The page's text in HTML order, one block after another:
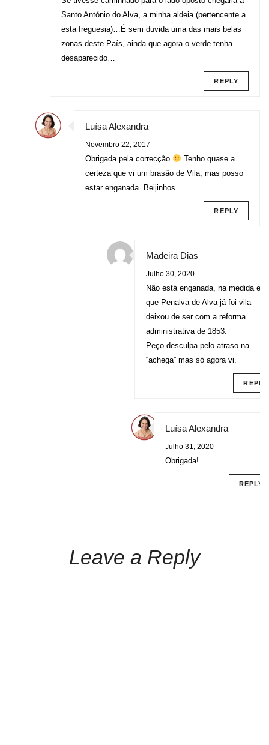
Santo António do Alva, a minha aldeia (pertencente a
esta freguesia)…É sem duvida uma das mais belas
zonas deste País, ainda que agora o verde tenha
desaparecido…
REPLY
Luísa Alexandra
Novembro 22, 2017
Obrigada pela correcção
Tenho quase a
certeza que vi um brasão de Vila, mas posso
estar enganada. Beijinhos.
REPLY
Madeira Dias
Julho 30, 2020
Não está enganada, na medida em
que Penalva de Alva já foi vila –
deixou de ser com a reforma
administrativa de 1853.
Peço desculpa pelo atraso na
“achega” mas só agora vi.
REPLY
Luísa Alexandra
Julho 31, 2020
Obrigada!
REPLY
Leave a Reply